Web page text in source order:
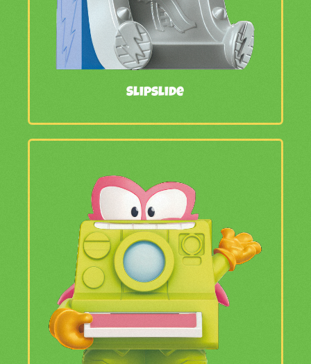
Slipslide